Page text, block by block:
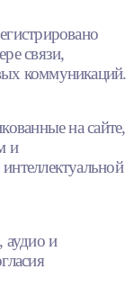
связи,
коммуникаций.
на сайте,
и
аудио и